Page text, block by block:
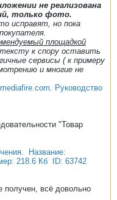
не реализована
только фото.
исправят, но пока
площадкой
к спору оставить
сервисы ( к примеру
и многие не
mediafire.com. Руководство
"Товар
получен, всё довольно